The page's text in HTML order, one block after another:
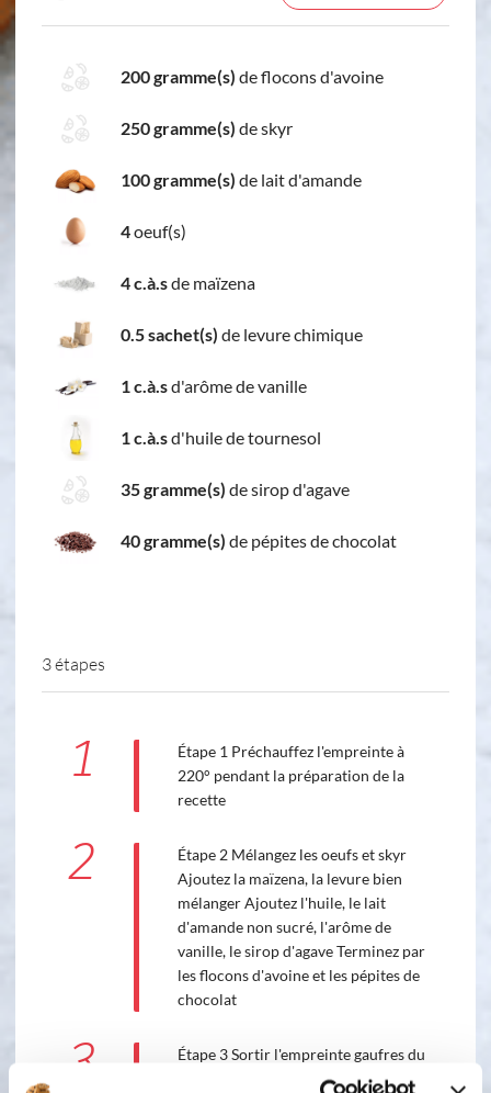
200 gramme(s) de flocons d'avoine
250 gramme(s) de skyr
100 gramme(s) de lait d'amande
4oeuf(s)
4 c.à.sde maïzena
0.5 sachet(s) de levure chimique
1 c.à.sd'arôme de vanille
1 c.à.sd'huile de tournesol
35 gramme(s) de sirop d'agave
40 gramme(s) de pépites de chocolat
3 étapes
1
Étape 1 Préchauffez l'empreinte à
220° pendant la préparation de la
recette
2
Étape 2 Mélangez les oeufs et skyr
Ajoutez la maïzena, la levure bien
mélanger Ajoutez l'huile, le lait
d'amande non sucré, l'arôme de
vanille, le sirop d'agave Terminez par
les flocons d'avoine et les pépites de
chocolat
3
Étape 3 Sortir l'empreinte gaufres du
four chaud et remplir à l'aide de la